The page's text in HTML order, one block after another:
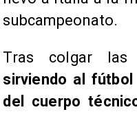
subcampeonato.
Tras colgar las
sirviendo al
del cuerpo